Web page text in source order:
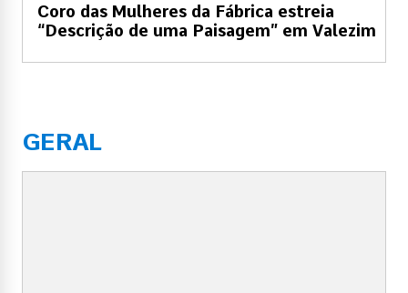
Coro das Mulheres da Fábrica estreia
“Descrição de uma Paisagem” em Valezim
GERAL